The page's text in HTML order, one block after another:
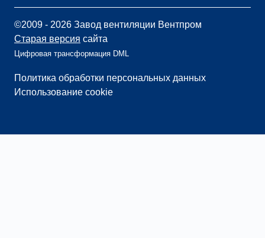
©2009 - 2026 Завод вентиляции Вентпром
Старая версия сайта
Цифровая трансформация DML
Политика обработки персональных данных
Использование cookie